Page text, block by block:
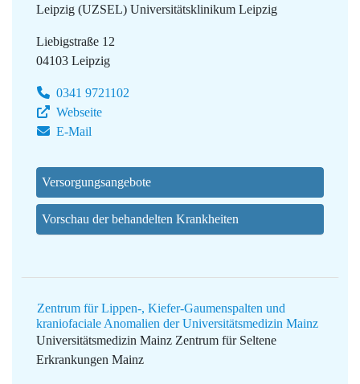
Leipzig (UZSEL) Universitätsklinikum Leipzig
Liebigstraße 12
04103 Leipzig
0341 9721102
Webseite
E-Mail
Versorgungsangebote
Vorschau der behandelten Krankheiten
Zentrum für Lippen-, Kiefer-Gaumenspalten und
kraniofaciale Anomalien der Universitätsmedizin Mainz
Universitätsmedizin Mainz Zentrum für Seltene
Erkrankungen Mainz